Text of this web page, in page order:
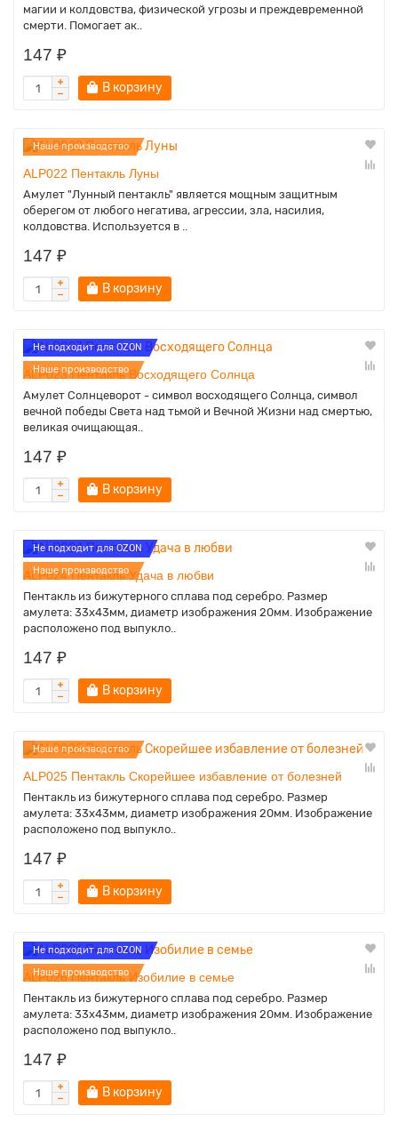
магии и колдовства, физической угрозы и преждевременной
смерти. Помогает ак..
147 ₽
В корзину
Наше производство
ALP022 Пентакль Луны
Амулет "Лунный пентакль" является мощным защитным
оберегом от любого негатива, агрессии, зла, насилия,
колдовства. Используется в ..
147 ₽
В корзину
Не подходит для OZON
Наше производство
ALP023 Пентакль Восходящего Солнца
Амулет Cолнцеворот - символ восходящего Солнца, символ
вечной победы Света над тьмой и Вечной Жизни над смертью,
великая очищающая..
147 ₽
В корзину
Не подходит для OZON
Наше производство
ALP024 Пентакль Удача в любви
Пентакль из бижутерного сплава под серебро. Размер
амулета: 33х43мм, диаметр изображения 20мм. Изображение
расположено под выпукло..
147 ₽
В корзину
Наше производство
ALP025 Пентакль Скорейшее избавление от болезней
Пентакль из бижутерного сплава под серебро. Размер
амулета: 33х43мм, диаметр изображения 20мм. Изображение
расположено под выпукло..
147 ₽
В корзину
Не подходит для OZON
Наше производство
ALP026 Пентакль Изобилие в семье
Пентакль из бижутерного сплава под серебро. Размер
амулета: 33х43мм, диаметр изображения 20мм. Изображение
расположено под выпукло..
147 ₽
В корзину